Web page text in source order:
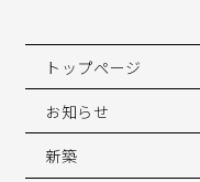
トップページ
お知らせ
新築